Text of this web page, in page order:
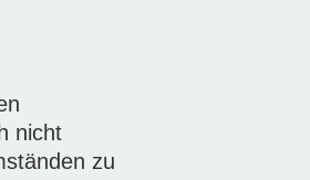
nicht
zu